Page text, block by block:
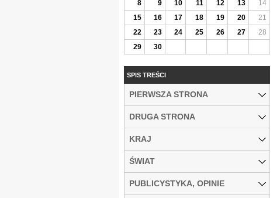
8
9 10 11 12 13
14
15
16 17 18 19 20
21
22
23 24 25 26 27
28
29
30
SPIS TREŚCI
PIERWSZA STRONA
DRUGA STRONA
KRAJ
ŚWIAT
PUBLICYSTYKA, OPINIE